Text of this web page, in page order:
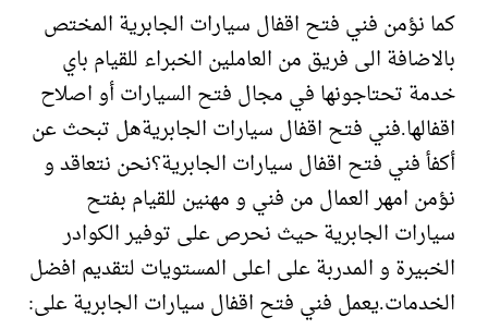
كما نؤمن فني فتح اقفال سيارات الجابرية المختص
بالاضافة الى فريق من العاملين الخبراء للقيام باي
خدمة تحتاجونها في مجال فتح السيارات أو اصلاح
اقفالها.فني فتح اقفال سيارات الجابريةهل تبحث عن
أكفأ فني فتح اقفال سيارات الجابرية؟نحن نتعاقد و
نؤمن امهر العمال من فني و مهنين للقيام بفتح
سيارات الجابرية حيث نحرص على توفير الكوادر
الخبيرة و المدربة على اعلى المستويات لتقديم افضل
الخدمات.يعمل فني فتح اقفال سيارات الجابرية على: